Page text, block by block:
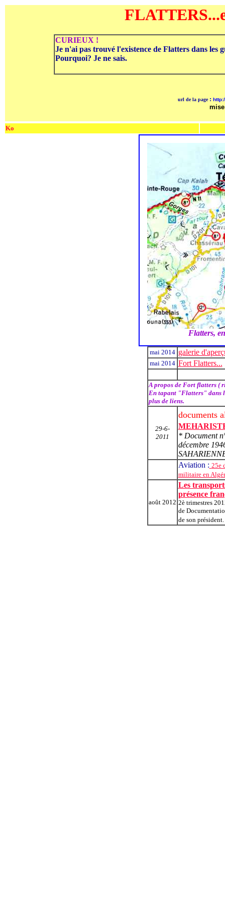
CURIEUX !
Je n'ai pas trouvé l'existence de Flatters dans les
Pourquoi? Je ne sais.
url de la page:
Ko
Flatters,
mai 2014 galerie
mai 2014 Fort Flatters...
A propos de Fort flatters (
En tapant "Flatters" dans
plus de liens.
29-6-
2011
documents
* Document
décembre
Aviation : 25e
militaire en
août 2012
Les
présence
2è trimestres
de
de son président.